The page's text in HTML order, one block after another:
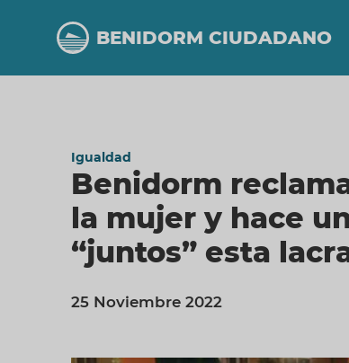
contenido
BENIDORM CIUDADANO
Igualdad
Benidorm
la mujer y hace
“juntos” esta
25 Noviembre 2022